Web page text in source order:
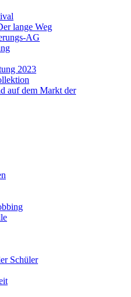
lange Weg
AG
2023
auf dem Markt der
Schüler